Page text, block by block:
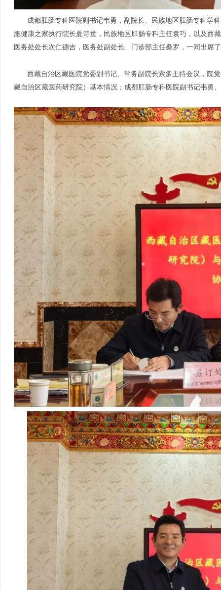
成都肛肠专科医院副书记韦勇 ， 副院长、民族地区肛肠专科学
胞健康之家执行院长夏诗童，民族地区肛肠专科主任袁巧，以及西
医务处处长次仁德吉，医务处副处长、门诊部主任桑罗，一同出席
西藏自治区藏医院党委副书记、常务副院长索多主持会议，院
藏自治区藏医药研究院）基本情况；成都肛肠专科医院副书记韦勇